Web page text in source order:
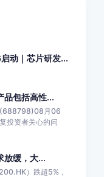
动｜芯片研发...
品包括高性...
(688798)08月06
投资者关心的问
放缓，大...
）跌超5%，